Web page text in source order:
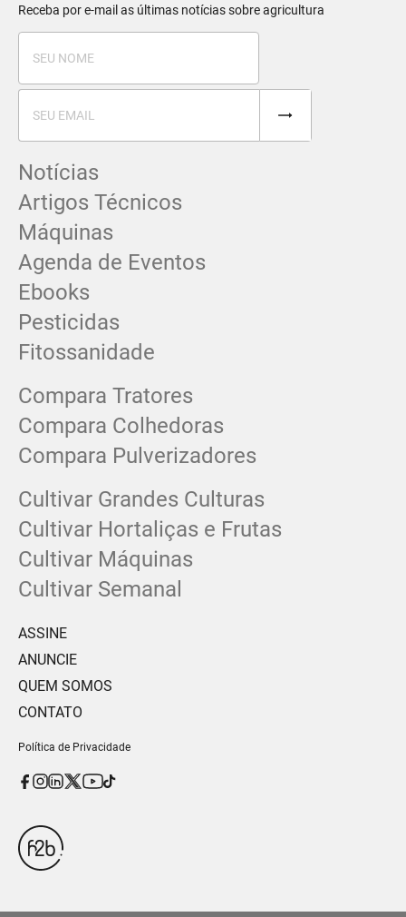
Receba por e-mail as últimas notícias sobre agricultura
Notícias
Artigos Técnicos
Máquinas
Agenda de Eventos
Ebooks
Pesticidas
Fitossanidade
Compara Tratores
Compara Colhedoras
Compara Pulverizadores
Cultivar Grandes Culturas
Cultivar Hortaliças e Frutas
Cultivar Máquinas
Cultivar Semanal
ASSINE
ANUNCIE
QUEM SOMOS
CONTATO
Política de Privacidade